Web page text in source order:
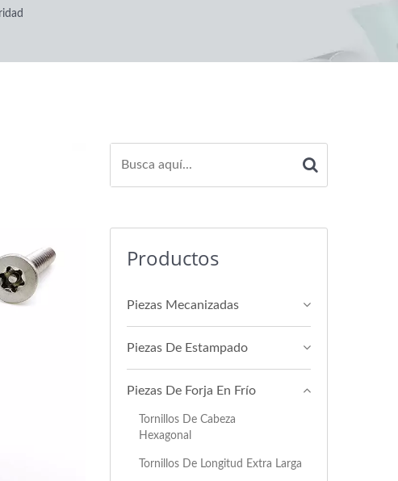
Productos
Piezas Mecanizadas
Piezas De Estampado
Piezas De Forja En Frío
Tornillos De Cabeza
Hexagonal
Tornillos De Longitud Extra Larga